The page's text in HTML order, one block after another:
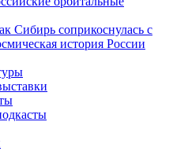
Сибирь соприкоснулась с
история России